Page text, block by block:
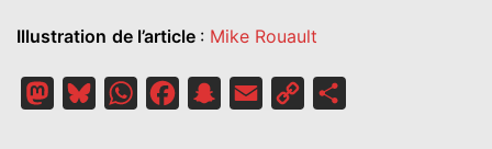
Illustration de l’article : Mike Rouault
MastodonBlueskyWhatsAppFacebookSnapchat
Email
Copy